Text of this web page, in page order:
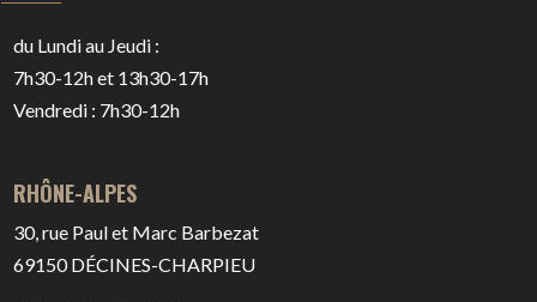
du Lundi au Jeudi :
7h30-12h et 13h30-17h
Vendredi : 7h30-12h
RHÔNE-ALPES
30, rue Paul et Marc Barbezat
69150DÉCINES-CHARPIEU